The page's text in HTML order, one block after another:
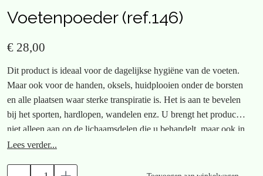
Voetenpoeder (ref.146)
€ 28,00
Dit product is ideaal voor de dagelijkse hygiëne van de voeten.
Maar ook voor de handen, oksels, huidplooien onder de borsten
en alle plaatsen waar sterke transpiratie is. Het is aan te bevelen
bij het sporten, hardlopen, wandelen enz. U brengt het product
niet alleen aan op de lichaamsdelen die u behandelt, maar ook in
de schoenen. De poeder kan ook aangebracht worden in
Lees verder...